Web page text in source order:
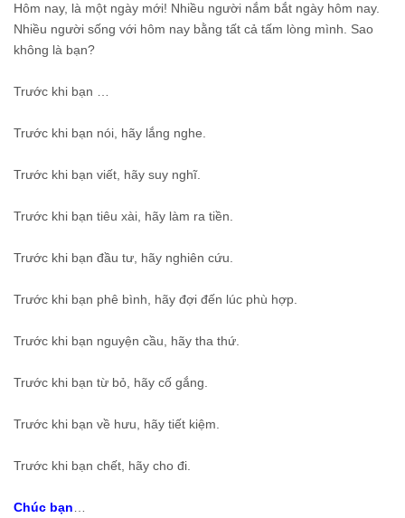
Hôm nay, là một ngày mới! Nhiều người nắm bắt ngày hôm nay.
Nhiều người sống với hôm nay bằng tất cả tấm lòng mình. Sao
không là bạn?
Trước khi bạn …
Trước khi bạn nói, hãy lắng nghe.
Trước khi bạn viết, hãy suy nghĩ.
Trước khi bạn tiêu xài, hãy làm ra tiền.
Trước khi bạn đầu tư, hãy nghiên cứu.
Trước khi bạn phê bình, hãy đợi đến lúc phù hợp.
Trước khi bạn nguyện cầu, hãy tha thứ.
Trước khi bạn từ bỏ, hãy cố gắng.
Trước khi bạn về hưu, hãy tiết kiệm.
Trước khi bạn chết, hãy cho đi.
Chúc bạn